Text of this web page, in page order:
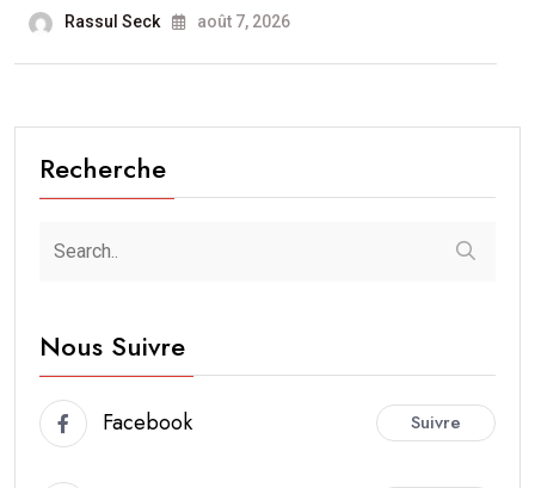
Rassul Seck août 7, 2026
Recherche
Nous Suivre
Facebook Suivre